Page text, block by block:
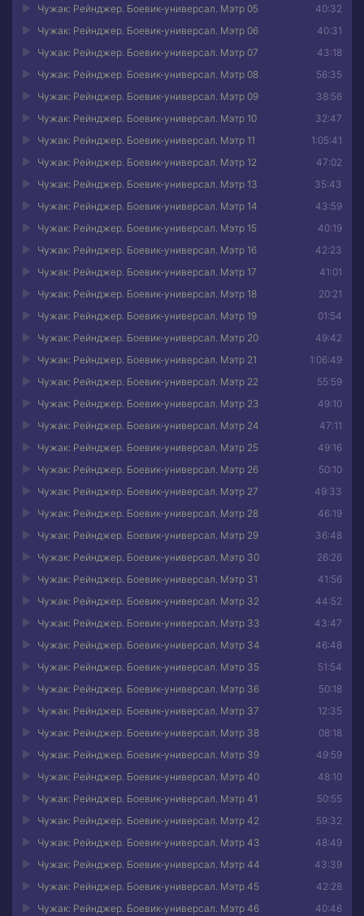
40:32
Чужак: Рейнджер. Боевик-универсал. Мэтр 05
40:31
Чужак: Рейнджер. Боевик-универсал. Мэтр 06
43:18
Чужак: Рейнджер. Боевик-универсал. Мэтр 07
56:35
Чужак: Рейнджер. Боевик-универсал. Мэтр 08
38:56
Чужак: Рейнджер. Боевик-универсал. Мэтр 09
32:47
Чужак: Рейнджер. Боевик-универсал. Мэтр 10
1:05:41
Чужак: Рейнджер. Боевик-универсал. Мэтр 11
47:02
Чужак: Рейнджер. Боевик-универсал. Мэтр 12
35:43
Чужак: Рейнджер. Боевик-универсал. Мэтр 13
43:59
Чужак: Рейнджер. Боевик-универсал. Мэтр 14
40:19
Чужак: Рейнджер. Боевик-универсал. Мэтр 15
42:23
Чужак: Рейнджер. Боевик-универсал. Мэтр 16
41:01
Чужак: Рейнджер. Боевик-универсал. Мэтр 17
20:21
Чужак: Рейнджер. Боевик-универсал. Мэтр 18
01:54
Чужак: Рейнджер. Боевик-универсал. Мэтр 19
49:42
Чужак: Рейнджер. Боевик-универсал. Мэтр 20
1:06:49
Чужак: Рейнджер. Боевик-универсал. Мэтр 21
55:59
Чужак: Рейнджер. Боевик-универсал. Мэтр 22
49:10
Чужак: Рейнджер. Боевик-универсал. Мэтр 23
47:11
Чужак: Рейнджер. Боевик-универсал. Мэтр 24
49:16
Чужак: Рейнджер. Боевик-универсал. Мэтр 25
50:10
Чужак: Рейнджер. Боевик-универсал. Мэтр 26
49:33
Чужак: Рейнджер. Боевик-универсал. Мэтр 27
46:19
Чужак: Рейнджер. Боевик-универсал. Мэтр 28
36:48
Чужак: Рейнджер. Боевик-универсал. Мэтр 29
26:26
Чужак: Рейнджер. Боевик-универсал. Мэтр 30
41:56
Чужак: Рейнджер. Боевик-универсал. Мэтр 31
44:52
Чужак: Рейнджер. Боевик-универсал. Мэтр 32
43:47
Чужак: Рейнджер. Боевик-универсал. Мэтр 33
46:48
Чужак: Рейнджер. Боевик-универсал. Мэтр 34
51:54
Чужак: Рейнджер. Боевик-универсал. Мэтр 35
50:18
Чужак: Рейнджер. Боевик-универсал. Мэтр 36
12:35
Чужак: Рейнджер. Боевик-универсал. Мэтр 37
08:18
Чужак: Рейнджер. Боевик-универсал. Мэтр 38
49:59
Чужак: Рейнджер. Боевик-универсал. Мэтр 39
48:10
Чужак: Рейнджер. Боевик-универсал. Мэтр 40
50:55
Чужак: Рейнджер. Боевик-универсал. Мэтр 41
59:32
Чужак: Рейнджер. Боевик-универсал. Мэтр 42
48:49
Чужак: Рейнджер. Боевик-универсал. Мэтр 43
43:39
Чужак: Рейнджер. Боевик-универсал. Мэтр 44
42:28
Чужак: Рейнджер. Боевик-универсал. Мэтр 45
40:46
Чужак: Рейнджер. Боевик-универсал. Мэтр 46